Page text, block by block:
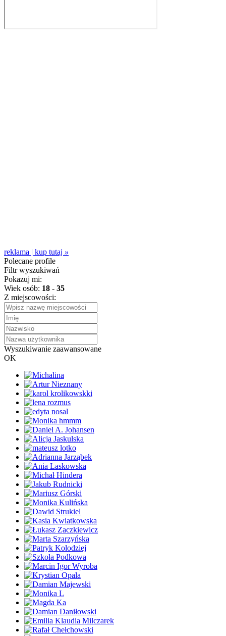
reklama | kup tutaj »
Polecane profile
Filtr wyszukiwań
Pokazuj mi:
Wiek osób: 18 - 35
Z miejscowości:
Wyszukiwanie zaawansowane
OK